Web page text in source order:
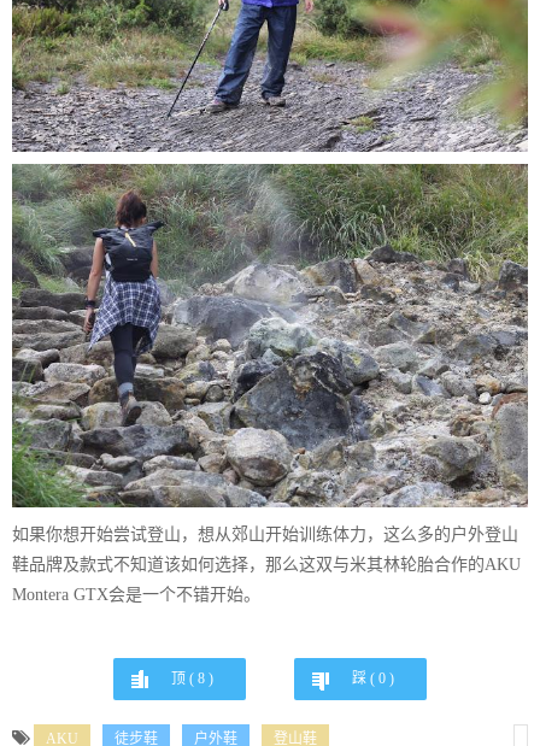
如果你想开始尝试登山，想从郊山开始训练体力，这么多的户外登山
鞋品牌及款式不知道该如何选择，那么这双与米其林轮胎合作的AKU
Montera GTX会是一个不错开始。
顶 ( 8) 踩 ( 0)
AKU 徒步鞋 户外鞋 登山鞋